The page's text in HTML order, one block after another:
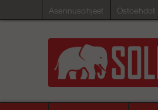
Asennusohjeet Ostoehdot